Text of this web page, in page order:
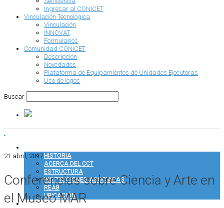
Ingresar al CONICET
Vinculación Tecnológica
Vinculación
INNOVAT
Formularios
Comunidad CONICET
Descripción
Novedades
Plataforma de Equipamientos de Unidades Ejecutoras
Uso de logos
Buscar
HISTORIA
ACERCA DEL CCT
ESTRUCTURA
INSTITUCIONES ASOCIADAS
REAB
UBICACIÓN
INVESTIGACIÓN
21 abril, 2017
Conferencias sobre Ciencia y Arte en
el Museo MAR